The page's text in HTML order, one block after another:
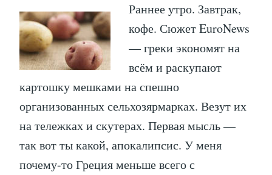
Раннее утро. Завтрак,
кофе. Сюжет EuroNews
— греки экономят на
всём и раскупают
картошку мешками на спешно
организованных сельхозярмарках. Везут их
на тележках и скутерах. Первая мысль —
так вот ты какой, апокалипсис. У меня
почему-то Греция меньше всего с